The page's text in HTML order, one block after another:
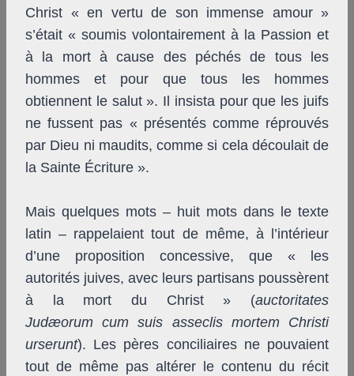
Christ « en vertu de son immense amour »
s’était « soumis volontairement à la Passion et
à la mort à cause des péchés de tous les
hommes et pour que tous les hommes
obtiennent le salut ». Il insista pour que les juifs
ne fussent pas « présentés comme réprouvés
par Dieu ni maudits, comme si cela découlait de
la Sainte Écriture ».
Mais quelques mots – huit mots dans le texte
latin – rappelaient tout de même, à l’intérieur
d’une proposition concessive, que « les
autorités juives, avec leurs partisans poussèrent
à la mort du Christ » (auctoritates
Judæorumcum suis asseclis mortem Christi
urserunt). Les pères conciliaires ne pouvaient
tout de même pas altérer le contenu du récit